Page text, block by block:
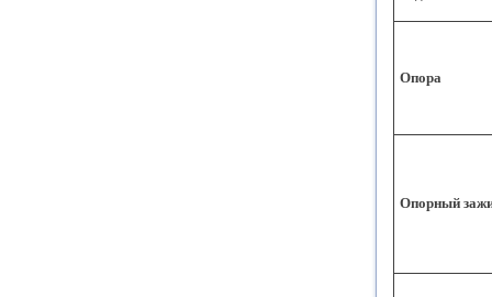
Опора
Опорный